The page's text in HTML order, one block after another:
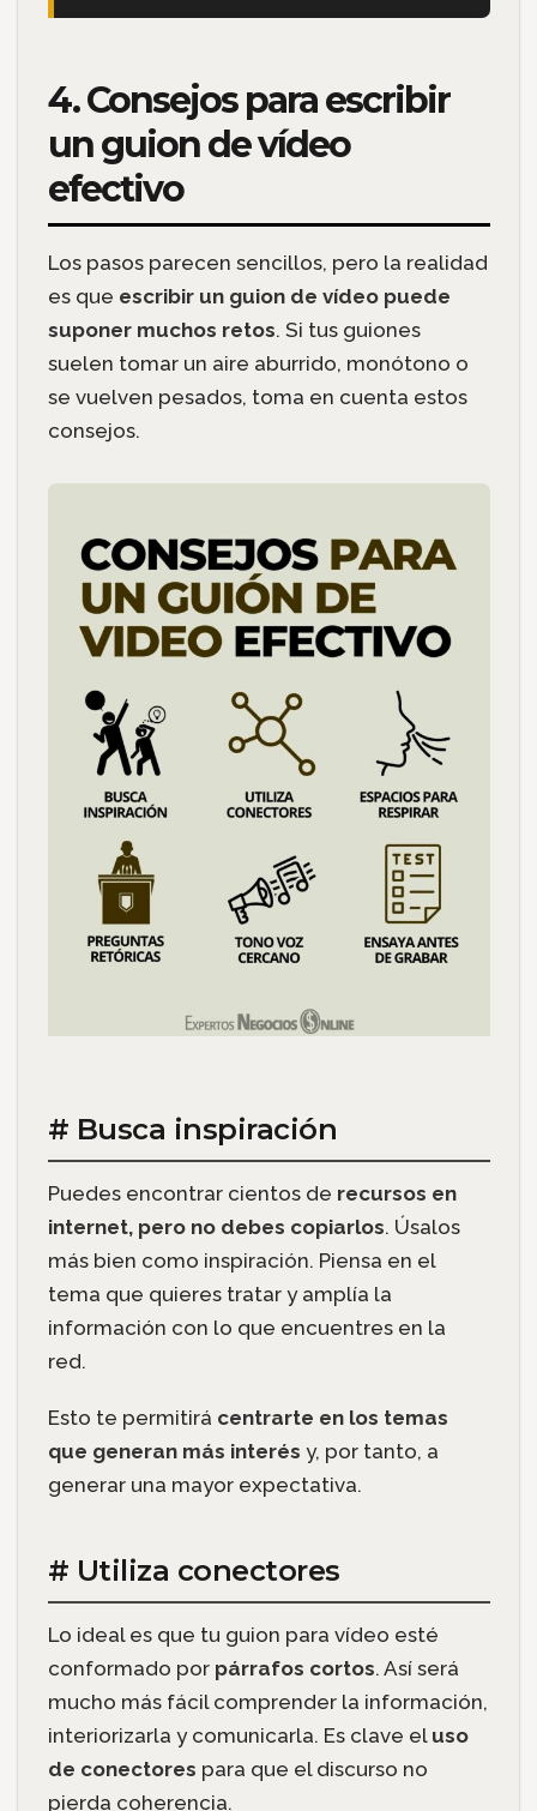
4. Consejos para escribir
un guion de vídeo
efectivo
Los pasos parecen sencillos, pero la realidad
es que escribir un guion de vídeo puede
suponer muchos retos. Si tus guiones
suelen tomar un aire aburrido, monótono o
se vuelven pesados, toma en cuenta estos
consejos.
# Busca inspiración
Puedes encontrar cientos de recursos en
internet, pero no debes copiarlos. Úsalos
más bien como inspiración. Piensa en el
tema que quieres tratar y amplía la
información con lo que encuentres en la
red.
Esto te permitirá centrarte en los temas
que generan más interés y, por tanto, a
generar una mayor expectativa.
# Utiliza conectores
Lo ideal es que tu guion para vídeo esté
conformado por párrafos cortos. Así será
mucho más fácil comprender la información,
interiorizarla y comunicarla. Es clave el uso
de conectores para que el discurso no
pierda coherencia.